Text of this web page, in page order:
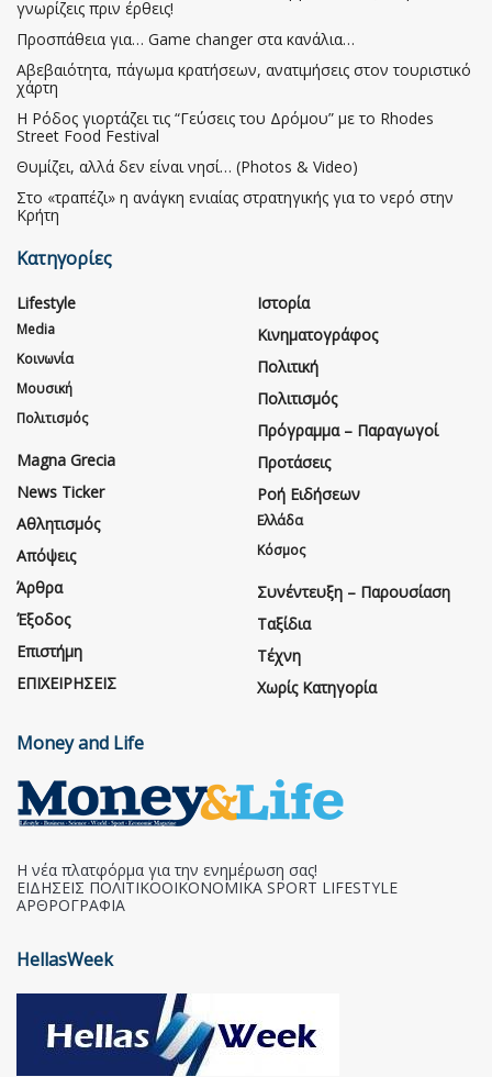
γνωρίζεις πριν έρθεις!
Προσπάθεια για… Game changer στα κανάλια…
Αβεβαιότητα, πάγωμα κρατήσεων, ανατιμήσεις στον τουριστικό
χάρτη
Η Ρόδος γιορτάζει τις “Γεύσεις του Δρόμου” με το Rhodes
Street Food Festival
Θυμίζει, αλλά δεν είναι νησί… (Photos & Video)
Στο «τραπέζι» η ανάγκη ενιαίας στρατηγικής για το νερό στην
Κρήτη
Κατηγορίες
Lifestyle
Media
Κοινωνία
Μουσική
Πολιτισμός
Magna Grecia
News Ticker
Αθλητισμός
Απόψεις
Άρθρα
Έξοδος
Επιστήμη
ΕΠΙΧΕΙΡΗΣΕΙΣ
Ιστορία
Κινηματογράφος
Πολιτική
Πολιτισμός
Πρόγραμμα – Παραγωγοί
Προτάσεις
Ροή Ειδήσεων
Ελλάδα
Κόσμος
Συνέντευξη – Παρουσίαση
Ταξίδια
Τέχνη
Χωρίς Κατηγορία
Money and Life
Η νέα πλατφόρμα για την ενημέρωση σας!
ΕΙΔΗΣΕΙΣ ΠΟΛΙΤΙΚΟΟΙΚΟΝΟΜΙΚΑ SPORT LIFESTYLE
ΑΡΘΡΟΓΡΑΦΙΑ
HellasWeek